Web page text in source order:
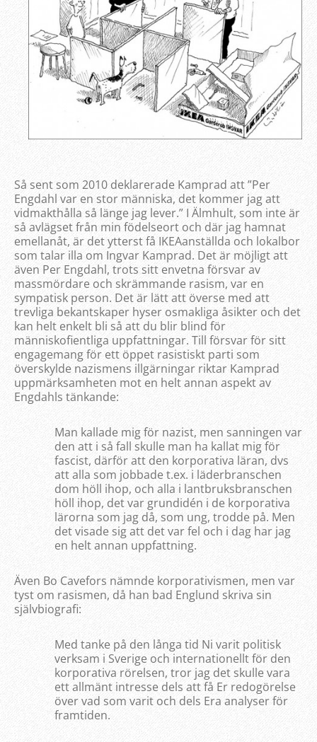
Så sent som 2010 deklarerade Kamprad att ”Per
Engdahl var en stor människa, det kommer jag att
vidmakthålla så länge jag lever.” I Älmhult, som inte är
så avlägset från min födelseort och där jag hamnat
emellanåt, är det ytterst få IKEAanställda och lokalbor
som talar illa om Ingvar Kamprad. Det är möjligt att
även Per Engdahl, trots sitt envetna försvar av
massmördare och skrämmande rasism, var en
sympatisk person. Det är lätt att överse med att
trevliga bekantskaper hyser osmakliga åsikter och det
kan helt enkelt bli så att du blir blind för
människofientliga uppfattningar. Till försvar för sitt
engagemang för ett öppet rasistiskt parti som
överskylde nazismens illgärningar riktar Kamprad
uppmärksamheten mot en helt annan aspekt av
Engdahls tänkande:
Man kallade mig för nazist, men sanningen var
den att i så fall skulle man ha kallat mig för
fascist, därför att den korporativa läran, dvs
att alla som jobbade t.ex. i läderbranschen
dom höll ihop, och alla i lantbruksbranschen
höll ihop, det var grundidén i de korporativa
lärorna som jag då, som ung, trodde på. Men
det visade sig att det var fel och i dag har jag
en helt annan uppfattning.
Även Bo Cavefors nämnde korporativismen, men var
tyst om rasismen, då han bad Englund skriva sin
självbiografi:
Med tanke på den långa tid Ni varit politisk
verksam i Sverige och internationellt för den
korporativa rörelsen, tror jag det skulle vara
ett allmänt intresse dels att få Er redogörelse
över vad som varit och dels Era analyser för
framtiden.